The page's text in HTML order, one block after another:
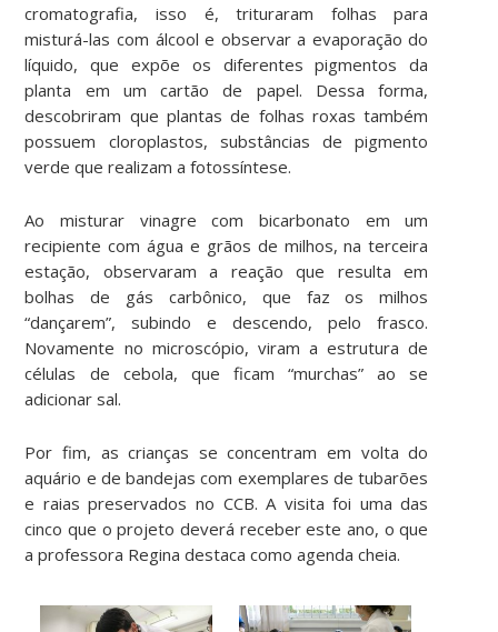
cromatografia, isso é, trituraram folhas para
misturá-las com álcool e observar a evaporação do
líquido, que expõe os diferentes pigmentos da
planta em um cartão de papel. Dessa forma,
descobriram que plantas de folhas roxas também
possuem cloroplastos, substâncias de pigmento
verde que realizam a fotossíntese.
Ao misturar vinagre com bicarbonato em um
recipiente com água e grãos de milhos, na terceira
estação, observaram a reação que resulta em
bolhas de gás carbônico, que faz os milhos
“dançarem”, subindo e descendo, pelo frasco.
Novamente no microscópio, viram a estrutura de
células de cebola, que ficam “murchas” ao se
adicionar sal.
Por fim, as crianças se concentram em volta do
aquário e de bandejas com exemplares de tubarões
e raias preservados no CCB. A visita foi uma das
cinco que o projeto deverá receber este ano, o que
a professora Regina destaca como agenda cheia.